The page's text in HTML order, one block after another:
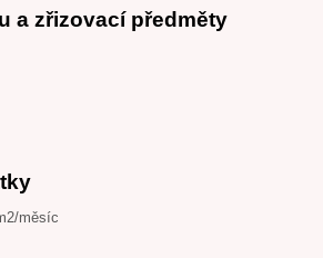
a zřizovací předměty
měsíc